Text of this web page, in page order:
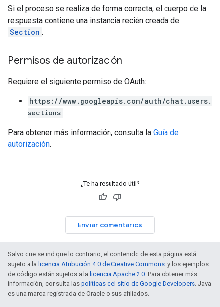
Si el proceso se realiza de forma correcta, el cuerpo de la
respuesta contiene una instancia recién creada de
Section .
Permisos de autorización
Requiere el siguiente permiso de OAuth:
https://www.googleapis.com/auth/chat.users.
sections
Para obtener más información, consulta la Guía de
autorización.
¿Te ha resultado útil?
Enviar comentarios
Salvo que se indique lo contrario, el contenido de esta página está
sujeto a la licencia Atribución 4.0 de Creative Commons, y los ejemplos
de código están sujetos a la licencia Apache 2.0. Para obtener más
información, consulta las políticas del sitio de Google Developers. Java
es una marca registrada de Oracle o sus afiliados.